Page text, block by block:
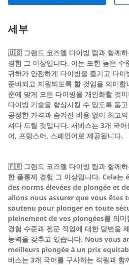
세부
🇺🇸 그랜드 코즈멜 다이빙 팀과 함께하
경험 그 이상입니다. 이는 또한 높은 수
귀하가 안전하게 다이빙을 즐기고 다
준비되고 지원되도록 할 것임을 의미
준에 맞게 모든 다이빙을 개인화할 것
다이빙 기술을 향상시킬 수 있도록 돕
공정한 가격과 숨겨진 비용 없이 최고
셔다 드릴 것입니다. 서비스는 3개 국
어, 프랑스어, 스페인어로 제공됩니다.
🇫🇷 그랜드 코즈멜 다이빙 팀과 함께
한 플롱제 경험 그 이상입니다. Cela
des norms élevées de plongée et
allons nous assurer que vous êtes
soutenu pour plonger en toute
pleinement de vos plongées를 의미
경험 수준과 전문 직업에 대한 답변을
능력을 갖추고 있습니다. Nous vous
meilleurs plongée à un prix
비스는 3개 국어를 구사하는 직원과 함